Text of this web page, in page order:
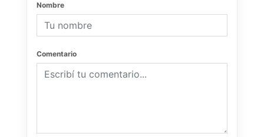
Nombre
Comentario